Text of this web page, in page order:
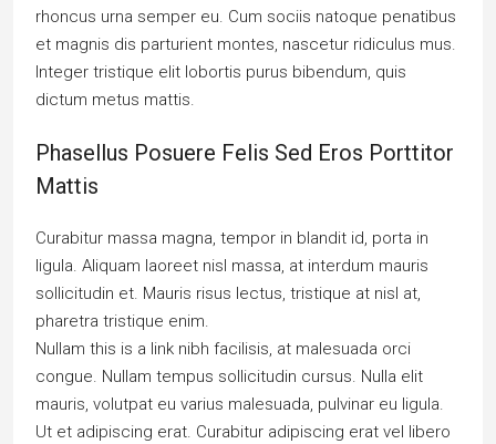
rhoncus urna semper eu. Cum sociis natoque penatibus
et magnis dis parturient montes, nascetur ridiculus mus.
Integer tristique elit lobortis purus bibendum, quis
dictum metus mattis.
Phasellus Posuere Felis Sed Eros Porttitor
Mattis
Curabitur massa magna, tempor in blandit id, porta in
ligula. Aliquam laoreet nisl massa, at interdum mauris
sollicitudin et. Mauris risus lectus, tristique at nisl at,
pharetra tristique enim.
Nullam this is a link nibh facilisis, at malesuada orci
congue. Nullam tempus sollicitudin cursus. Nulla elit
mauris, volutpat eu varius malesuada, pulvinar eu ligula.
Ut et adipiscing erat. Curabitur adipiscing erat vel libero